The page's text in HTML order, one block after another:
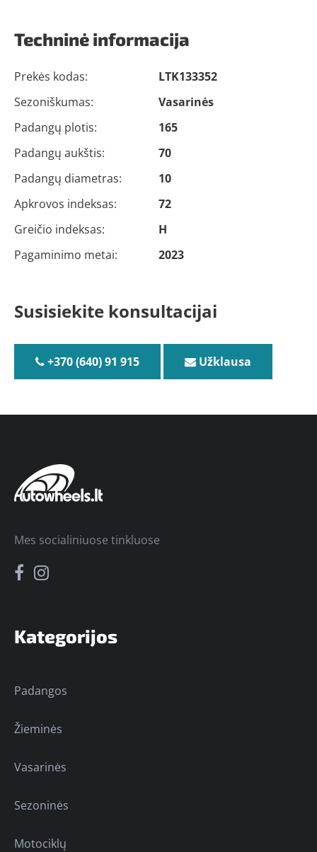
Techninė informacija
Prekės kodas:
LTK133352
Sezoniškumas:
Vasarinės
Padangų plotis:
165
Padangų aukštis:
70
Padangų diametras:
10
Apkrovos indeksas:
72
Greičio indeksas:
H
Pagaminimo metai:
2023
Susisiekite konsultacijai
+370 (640) 91 915 Užklausa
Kategorijos
Padangos
Žieminės
Vasarinės
Sezoninės
Motociklų
Mes socialiniuose tinkluose